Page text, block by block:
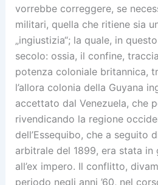
vorrebbe correggere, se
militari, quella che ritiene sia
„ingiustizia“; la quale, in
secolo: ossia, il confine,
potenza coloniale britannica,
l’allora colonia della Guyana
accettato dal Venezuela, che
rivendicando la regione
dell’Essequibo, che a seguito
arbitrale del 1899, era stata in
all’ex impero. Il conflitto,
periodo negli anni ’60, nel